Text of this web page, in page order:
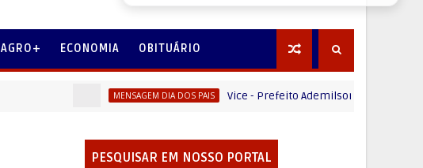
AGRO+ ECONOMIA OBITUÁRIO
MENSAGEM DIA DOS PAIS Vice - Prefeito Ademilson Moraes (Bico) deseja um
PESQUISAR EM NOSSO PORTAL